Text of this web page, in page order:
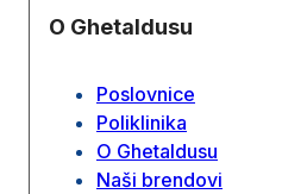
O Ghetaldusu
Poslovnice
Poliklinika
O Ghetaldusu
Naši brendovi